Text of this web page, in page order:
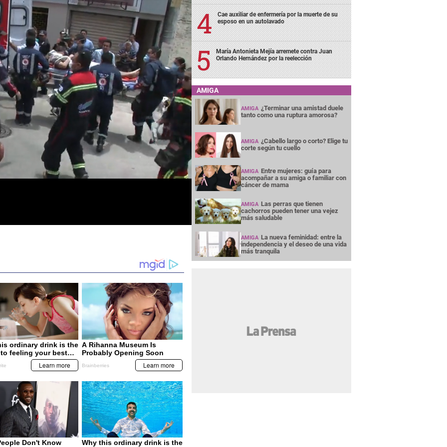
Cae auxiliar de enfermería por la muerte de su
esposo en un autolavado
María Antonieta Mejía arremete contra Juan
Orlando Hernández por la reelección
AMIGA
AMIGA ¿Terminar una amistad duele
tanto como una ruptura amorosa?
AMIGA ¿Cabello largo o corto? Elige tu
corte según tu cuello
AMIGA Entre mujeres: guía para
acompañar a su amiga o familiar con
cáncer de mama
AMIGA Las perras que tienen
cachorros pueden tener una vejez
más saludable
AMIGA La nueva feminidad: entre la
independencia y el deseo de una vida
más tranquila